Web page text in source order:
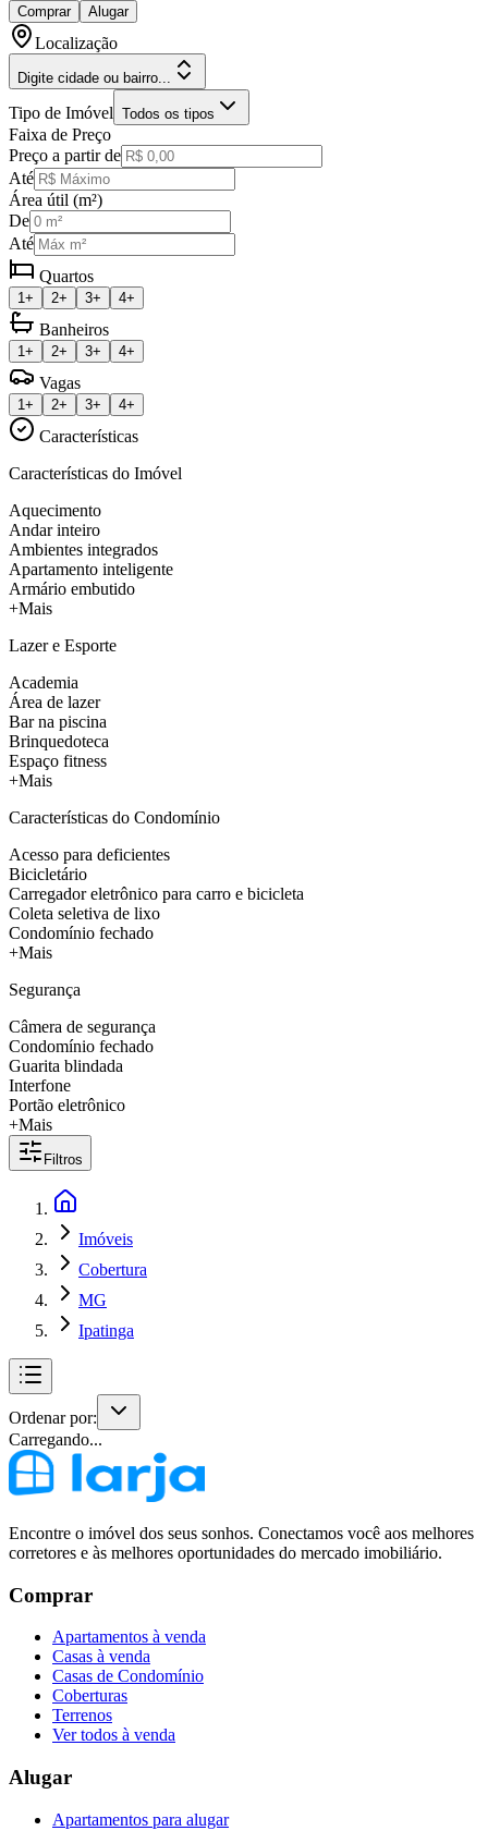
Comprar Alugar
Localização
Digite cidade ou bairro...
Tipo de Imóvel Todos os tipos
Faixa de Preço
Preço a partir de
Até
Área útil (m²)
De
Até
Quartos
1+ 2+ 3+ 4+
Banheiros
1+ 2+ 3+ 4+
Vagas
1+ 2+ 3+ 4+
Características
Características do Imóvel
Aquecimento
Andar inteiro
Ambientes integrados
Apartamento inteligente
Armário embutido
+Mais
Lazer e Esporte
Academia
Área de lazer
Bar na piscina
Brinquedoteca
Espaço fitness
+Mais
Características do Condomínio
Acesso para deficientes
Bicicletário
Carregador eletrônico para carro e bicicleta
Coleta seletiva de lixo
Condomínio fechado
+Mais
Segurança
Câmera de segurança
Condomínio fechado
Guarita blindada
Interfone
Portão eletrônico
+Mais
Filtros
Imóveis
Cobertura
MG
Ipatinga
Ordenar por:
Carregando...
Encontre o imóvel dos seus sonhos. Conectamos você aos melhores
corretores e às melhores oportunidades do mercado imobiliário.
Comprar
Apartamentos à venda
Casas à venda
Casas de Condomínio
Coberturas
Terrenos
Ver todos à venda
Alugar
Apartamentos para alugar